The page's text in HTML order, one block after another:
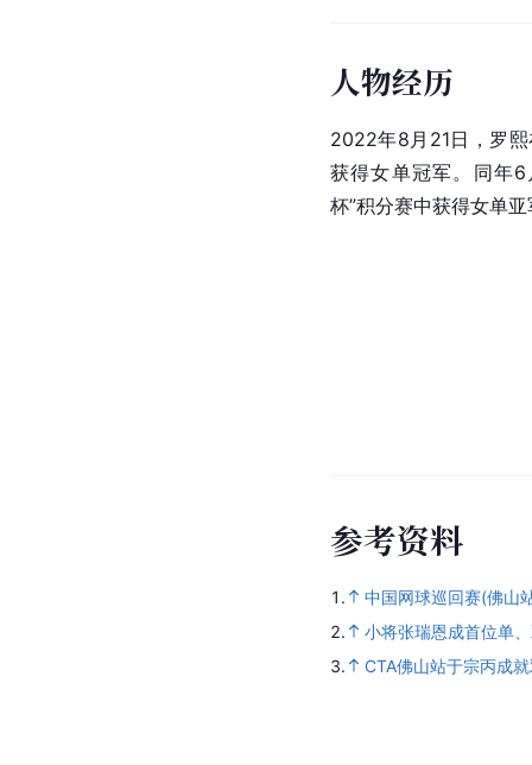
人物经历
2022年8月21日，罗
获得女单冠军。同年
杯”积分赛中获得女单
参考资料
1.
中国网球巡回赛(佛山
2.
小将张瑞恩成首位单
3.
CTA佛山站于宗丙成